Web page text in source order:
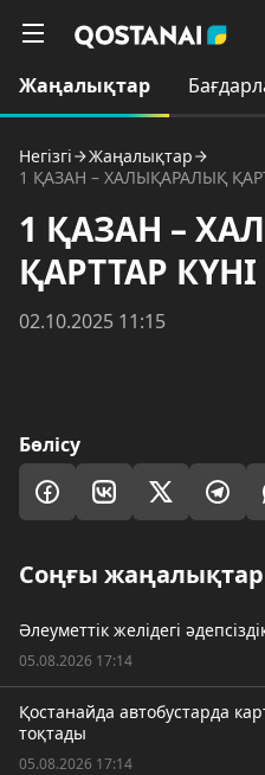
Жаңалықтар
Негізгі
Жаңалықтар
1 ҚАЗАН – ХАЛЫҚАРАЛЫҚ
1 ҚАЗАН –
ҚАРТТАР КҮНІ
02.10.2025 11:15
Бөлісу
Соңғы жаңалықтар
Әлеуметтік желідегі
05.08.2026 17:14
Қостанайда автобустарда
тоқтады
05.08.2026 17:14